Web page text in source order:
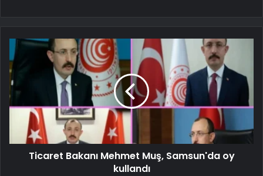
Ticaret Bakanı Mehmet Muş, Samsun'da oy
kullandı